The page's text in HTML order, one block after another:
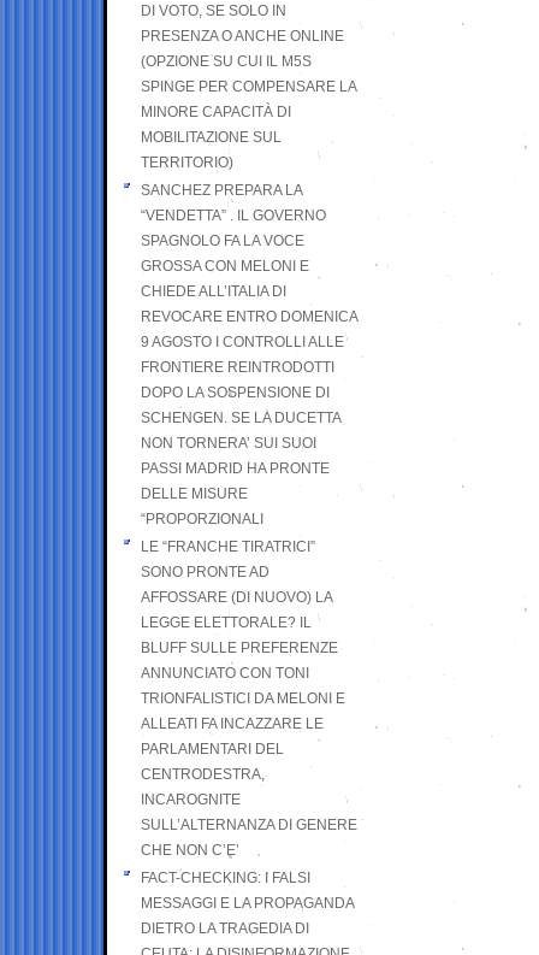
DI VOTO, SE SOLO IN
PRESENZA O ANCHE ONLINE
(OPZIONE SU CUI IL M5S
SPINGE PER COMPENSARE LA
MINORE CAPACITÀ DI
MOBILITAZIONE SUL
TERRITORIO)
SANCHEZ PREPARA LA
“VENDETTA” . IL GOVERNO
SPAGNOLO FA LA VOCE
GROSSA CON MELONI E
CHIEDE ALL’ITALIA DI
REVOCARE ENTRO DOMENICA
9 AGOSTO I CONTROLLI ALLE
FRONTIERE REINTRODOTTI
DOPO LA SOSPENSIONE DI
SCHENGEN. SE LA DUCETTA
NON TORNERA’ SUI SUOI
PASSI MADRID HA PRONTE
DELLE MISURE
“PROPORZIONALI
LE “FRANCHE TIRATRICI”
SONO PRONTE AD
AFFOSSARE (DI NUOVO) LA
LEGGE ELETTORALE? IL
BLUFF SULLE PREFERENZE
ANNUNCIATO CON TONI
TRIONFALISTICI DA MELONI E
ALLEATI FA INCAZZARE LE
PARLAMENTARI DEL
CENTRODESTRA,
INCAROGNITE
SULL’ALTERNANZA DI GENERE
CHE NON C’E’
FACT-CHECKING: I FALSI
MESSAGGI E LA PROPAGANDA
DIETRO LA TRAGEDIA DI